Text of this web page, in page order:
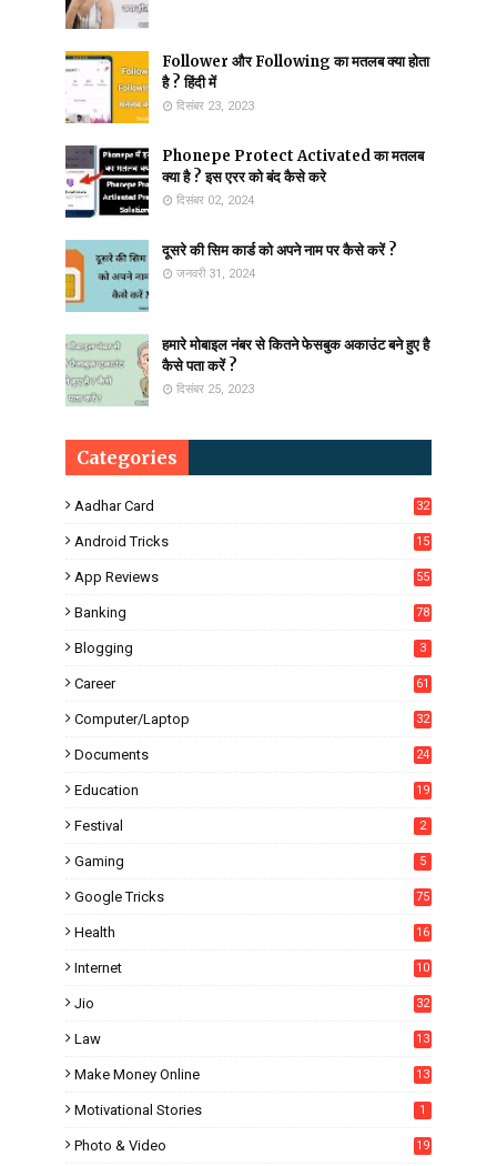
Follower और Following का मतलब क्या होता
है ? हिंदी में
दिसंबर 23, 2023
Phonepe Protect Activated का मतलब
क्या है ? इस एरर को बंद कैसे करे
दिसंबर 02, 2024
दूसरे की सिम कार्ड को अपने नाम पर कैसे करें ?
जनवरी 31, 2024
हमारे मोबाइल नंबर से कितने फेसबुक अकाउंट बने हुए है
कैसे पता करें ?
दिसंबर 25, 2023
Categories
Aadhar Card 32
Android Tricks
15
App Reviews 55
Banking 78
Blogging 3
Career 61
Computer/Laptop 32
Documents 24
Education
19
Festival 2
Gaming 5
Google Tricks 75
Health 16
Internet
10
Jio 32
Law 13
Make Money Online 13
Motivational Stories 1
Photo & Video 19